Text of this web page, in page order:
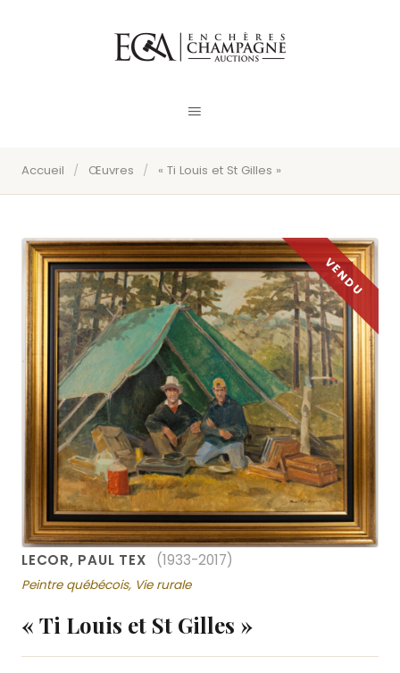
Accueil / Œuvres / « Ti Louis et St Gilles »
LECOR, PAUL TEX (1933-2017)
Peintre québécois, Vie rurale
« Ti Louis et St Gilles »